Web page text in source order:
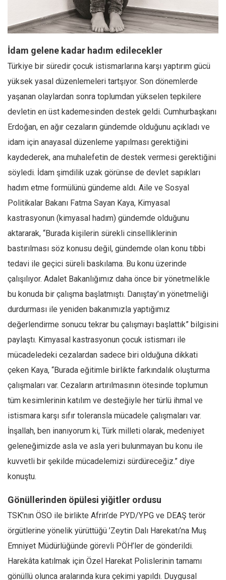
Facebook
Instagram
Editörden
Kemal Özer
Mahmut Toptaş
Yvonne Ridley
Barış Tarımcıoğlu
Ömer Kayani
Yusuf Armağan
Hasanali Yıldırım
Mehmet Ali Tekin
Abir E. Nahas
Amina S. Jenenkovic
Bağdagül Öz
Esra Elönü
» Yazar arşivi
Bu Sayı
Kategoriler
Kültür Sanat
Kitap
Karisi kitap sualleri
7 soruda bu hafta
Ekonomi
Manzara
Sağlık
Gıda-Beslenme
Hayat
Türkiye
İdam gelene kadar hadım edilecekler
Türkiye bir süredir çocuk istismarlarına karşı yaptırım gücü
yüksek yasal düzenlemeleri tartşıyor. Son dönemlerde
yaşanan olaylardan sonra toplumdan yükselen tepkilere
devletin en üst kademesinden destek geldi. Cumhurbaşkanı
Erdoğan, en ağır cezaların gündemde olduğunu açıkladı ve
idam için anayasal düzenleme yapılması gerektiğini
kaydederek, ana muhalefetin de destek vermesi gerektiğini
söyledi. İdam şimdilik uzak görünse de devlet sapıkları
hadım etme formülünü gündeme aldı. Aile ve Sosyal
Politikalar Bakanı Fatma Sayan Kaya, Kimyasal
kastrasyonun (kimyasal hadım) gündemde olduğunu
aktararak, “Burada kişilerin sürekli cinselliklerinin
bastırılması söz konusu değil, gündemde olan konu tıbbi
tedavi ile geçici süreli baskılama. Bu konu üzerinde
çalışılıyor. Adalet Bakanlığımız daha önce bir yönetmelikle
bu konuda bir çalışma başlatmıştı. Danıştay’ın yönetmeliği
durdurması ile yeniden bakanımızla yaptığımız
değerlendirme sonucu tekrar bu çalışmayı başlattık” bilgisini
paylaştı. Kimyasal kastrasyonun çocuk istismarı ile
mücadeledeki cezalardan sadece biri olduğuna dikkati
çeken Kaya, “Burada eğitimle birlikte farkındalık oluşturma
çalışmaları var. Cezaların artırılmasının ötesinde toplumun
tüm kesimlerinin katılım ve desteğiyle her türlü ihmal ve
istismara karşı sıfır toleransla mücadele çalışmaları var.
İnşallah, ben inanıyorum ki, Türk milleti olarak, medeniyet
geleneğimizde asla ve asla yeri bulunmayan bu konu ile
kuvvetli bir şekilde mücadelemizi sürdüreceğiz.” diye
konuştu.
Gönüllerinden öpülesi yiğitler ordusu
TSK’nın ÖSO ile birlikte Afrin’de PYD/YPG ve DEAŞ terör
örgütlerine yönelik yürüttüğü ’Zeytin Dalı Harekatı’na Muş
Emniyet Müdürlüğünde görevli PÖH’ler de gönderildi.
Harekâta katılmak için Özel Harekat Polislerinin tamamı
gönüllü olunca aralarında kura çekimi yapıldı. Duygusal